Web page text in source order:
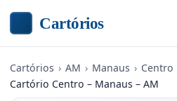
Cartórios
Cartórios › AM › Manaus › Centro
Cartório Centro – Manaus – AM